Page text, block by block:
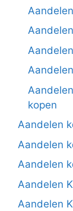
kopen
Aandelen
Aandelen
Aandelen
Aandelen
Aandelen